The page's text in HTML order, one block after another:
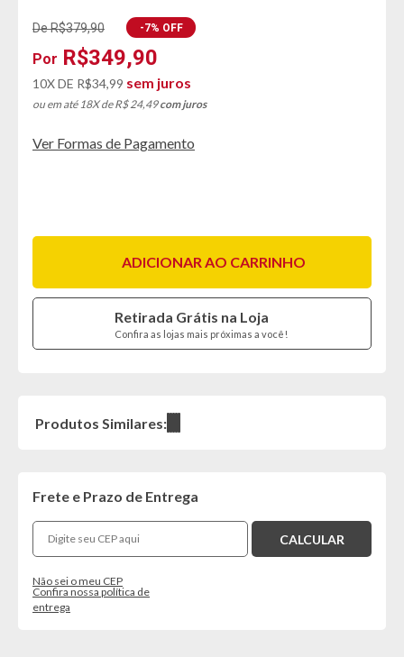
De R$379,90
R$349,90
-7% OFF
10X DE R$34,99 sem juros
ou em até 18X de R$ 24,49com juros
Ver Formas de Pagamento
ADICIONAR AO CARRINHO
Retirada Grátis na Loja
Confira as lojas mais próximas a você!
Produtos Similares:
Frete e Prazo de Entrega
Não sei o meu CEP
Confira nossa política de
entrega